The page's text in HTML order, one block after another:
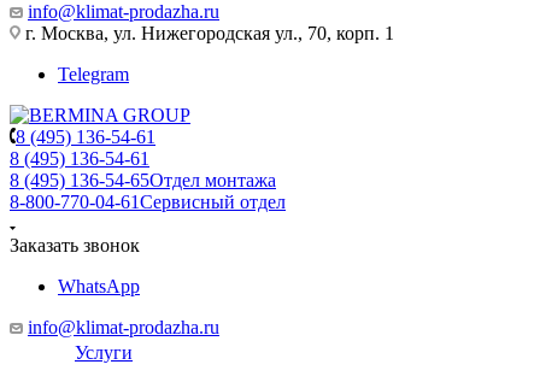
info@klimat-prodazha.ru
г. Москва, ул. Нижегородская ул., 70, корп. 1
Telegram
8 (495) 136-54-61
8 (495) 136-54-61
8 (495) 136-54-65Отдел монтажа
8-800-770-04-61Сервисный отдел
Заказать звонок
WhatsApp
info@klimat-prodazha.ru
Услуги